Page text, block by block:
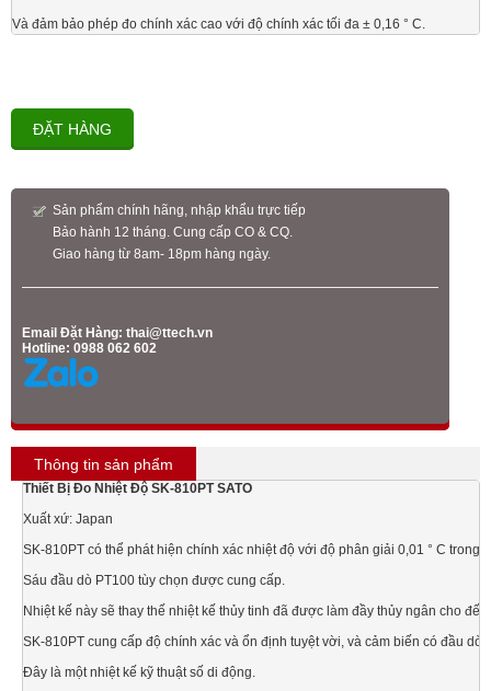
Và đảm bảo phép đo chính xác cao với độ chính xác tối đa ± 0,16 ° C.
ĐẶT HÀNG
Sản phẩm chính hãng, nhập khẩu trực tiếp
Bảo hành 12 tháng. Cung cấp CO & CQ.
Giao hàng từ 8am- 18pm hàng ngày.
Email Đặt Hàng: thai@ttech.vn
Hotline: 0988 062 602
Thông tin sản phẩm
Thiết Bị Đo Nhiệt Độ SK-810PT SATO
Xuất xứ: Japan
SK-810PT có thể phát hiện chính xác nhiệt độ với độ phân giải 0,01 ° C trong
Sáu đầu dò PT100 tùy chọn được cung cấp.
Nhiệt kế này sẽ thay thế nhiệt kế thủy tinh đã được làm đầy thủy ngân cho đến
SK-810PT cung cấp độ chính xác và ổn định tuyệt vời, và cảm biến có đầu dò
Đây là một nhiệt kế kỹ thuật số di động.